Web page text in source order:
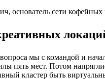
основатель сети
мы с командой и
пять мест. Потом
кластер быть